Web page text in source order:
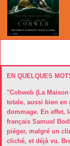
EN QUELQUES
"Cobweb (La
totale, aussi bien en
dommage. En effet,
français Samuel
piéger, malgré un
cliché, et déjà vu.